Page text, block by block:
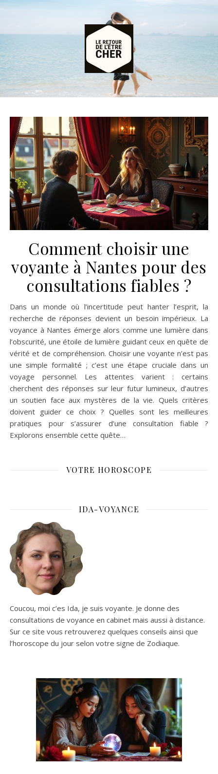
Comment choisir une
voyante à Nantes pour des
consultations fiables ?
Dans un monde où l’incertitude peut hanter l’esprit, la
recherche de réponses devient un besoin impérieux. La
voyance à Nantes émerge alors comme une lumière dans
l’obscurité, une étoile de lumière guidant ceux en quête de
vérité et de compréhension. Choisir une voyante n’est pas
une simple formalité ; c’est une étape cruciale dans un
voyage personnel. Les attentes varient : certains
cherchent des réponses sur leur futur lumineux, d’autres
un soutien face aux mystères de la vie. Quels critères
doivent guider ce choix ? Quelles sont les meilleures
pratiques pour s’assurer d’une consultation fiable ?
Explorons ensemble cette quête…
VOTRE HOROSCOPE
IDA-VOYANCE
Coucou, moi c’es Ida, je suis voyante. Je donne des
consultations de voyance en cabinet mais aussi à distance.
Sur ce site vous retrouverez quelques conseils ainsi que
l’horoscope du jour selon votre signe de Zodiaque.